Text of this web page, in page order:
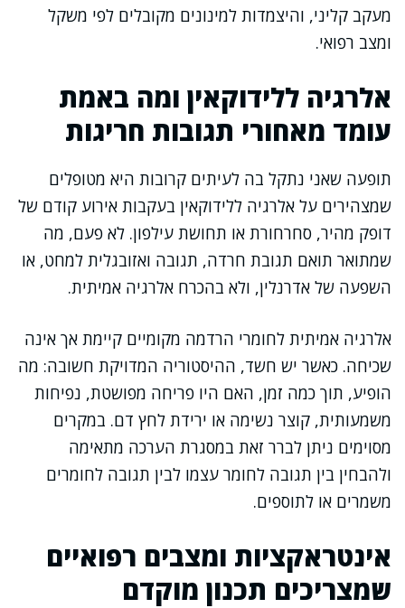
מעקב קליני, והיצמדות למינונים מקובלים לפי משקל
ומצב רפואי.
אלרגיה ללידוקאין ומה באמת
עומד מאחורי תגובות חריגות
תופעה שאני נתקל בה לעיתים קרובות היא מטופלים
שמצהירים על אלרגיה ללידוקאין בעקבות אירוע קודם של
דופק מהיר, סחרחורת או תחושת עילפון. לא פעם, מה
שמתואר תואם תגובת חרדה, תגובה ואזובגלית למחט, או
השפעה של אדרנלין, ולא בהכרח אלרגיה אמיתית.
אלרגיה אמיתית לחומרי הרדמה מקומיים קיימת אך אינה
שכיחה. כאשר יש חשד, ההיסטוריה המדויקת חשובה: מה
הופיע, תוך כמה זמן, האם היו פריחה מפושטת, נפיחות
משמעותית, קוצר נשימה או ירידת לחץ דם. במקרים
מסוימים ניתן לברר זאת במסגרת הערכה מתאימה
ולהבחין בין תגובה לחומר עצמו לבין תגובה לחומרים
משמרים או לתוספים.
אינטראקציות ומצבים רפואיים
שמצריכים תכנון מוקדם